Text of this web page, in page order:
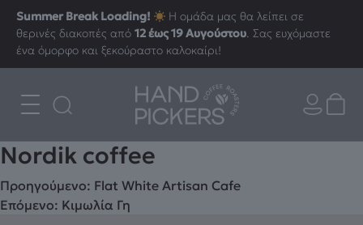
Summer Break Loading!
Η ομάδα μας θα λείπει σε
θερινές διακοπές από12 έως 19 Αυγούστου. Σας ευχόμαστε
ένα όμορφο και ξεκούραστο καλοκαίρι!
Νordik coffee
Πλοήγηση
άρθρων
Προηγούμενο: Flat White Artisan Cafe
Επόμενο: Κιμωλία Γη